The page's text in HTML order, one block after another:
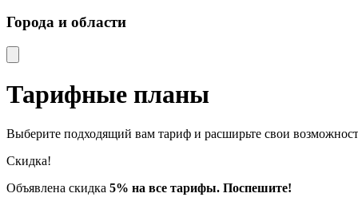
Города и области
Тарифные планы
Выберите подходящий вам тариф и расширьте свои
Скидка!
Объявлена скидка 5% на все тарифы. Поспешите!